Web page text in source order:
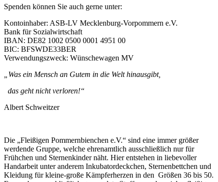
Spenden können Sie auch gerne unter:
Kontoinhaber: ASB-LV Mecklenburg-Vorpommern e.V.
Bank für Sozialwirtschaft
IBAN: DE82 1002 0500 0001 4951 00
BIC: BFSWDE33BER
Verwendungszweck: Wünschewagen MV
„Was ein Mensch an Gutem in die Welt hinausgibt,
das geht nicht verloren!“
Albert Schweitzer
Die „Fleißigen Pommernbienchen e.V.“ sind eine immer größer
werdende Gruppe, welche ehrenamtlich ausschließlich nur für
Frühchen und Sternenkinder näht. Hier entstehen in liebevoller
Handarbeit unter anderem Inkubatordeckchen, Sternenbettchen und
Kleidung für kleine-große Kämpferherzen in den Größen 36 bis 50.